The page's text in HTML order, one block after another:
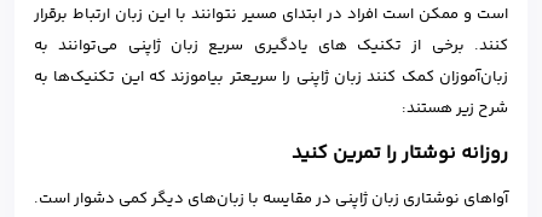
است و ممکن است افراد در ابتدای مسیر نتوانند با این زبان ارتباط برقرار
کنند. برخی از تکنیک های یادگیری سریع زبان ژاپنی می‌توانند به
زبان‌آموزان کمک کنند زبان ژاپنی را سریعتر بیاموزند که این تکنیک‌ها به
شرح زیر هستند:
روزانه نوشتار را تمرین کنید
آواهای نوشتاری زبان ژاپنی در مقایسه با زبان‌های دیگر کمی دشوار است.